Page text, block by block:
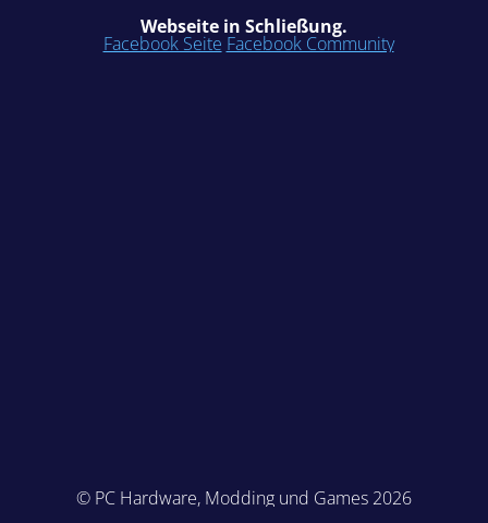
Webseite in Schließung.
Facebook Seite Facebook Community
© PC Hardware, Modding und Games 2026